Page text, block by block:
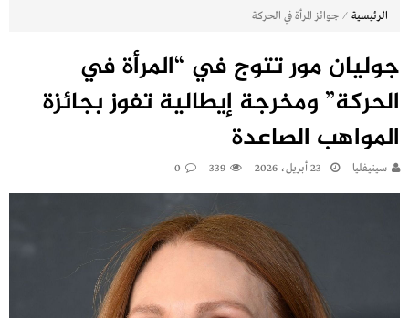
الرئيسية ⁄ جوائز المرأة في الحركة
جوليان مور تتوج في “المرأة في
الحركة” ومخرجة إيطالية تفوز بجائزة
المواهب الصاعدة
سينيفليا 23 أبريل، 2026 339
0